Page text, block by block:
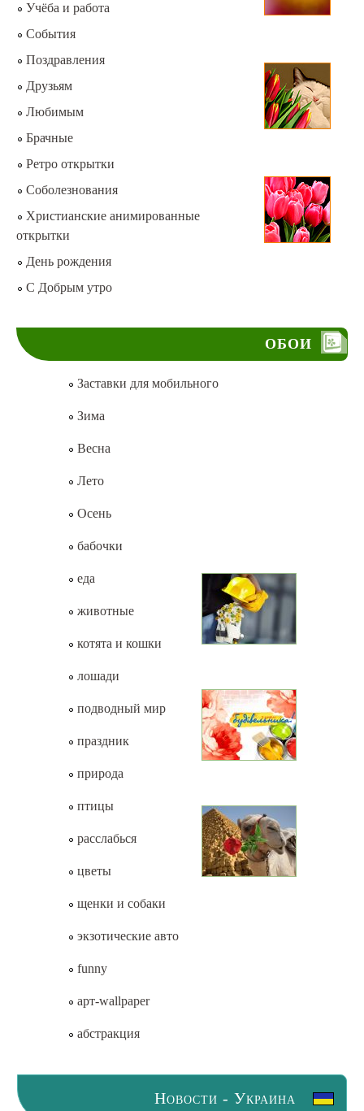
Учёба и работа
События
Поздравления
Друзьям
Любимым
Брачные
Ретро открытки
Соболезнования
Христианские анимированные
открытки
День рождения
С Добрым утро
ОБОИ
Заставки для мобильного
Зима
Весна
Лето
Осень
бабочки
еда
животные
котята и кошки
лошади
подводный мир
праздник
природа
птицы
расслабься
цветы
щенки и собаки
экзотические авто
funny
арт-wallpaper
абстракция
Новости - Украина